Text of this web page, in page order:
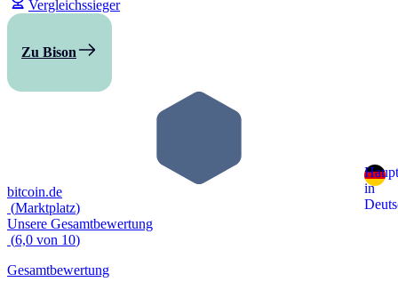
Vergleichssieger
Zu Bison
in
bitcoin.de
(Marktplatz)
Unsere Gesamtbewertung
(6,0 von 10)
Gesamtbewertung